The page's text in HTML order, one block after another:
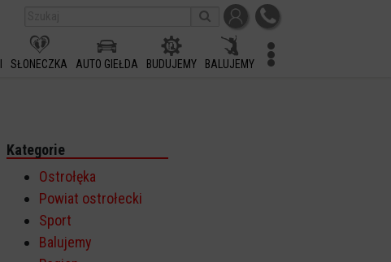
SŁONECZKA AUTO GIEŁDA BUDUJEMY BALUJEMY
Kategorie
Ostrołęka
Powiat ostrołecki
Sport
Balujemy